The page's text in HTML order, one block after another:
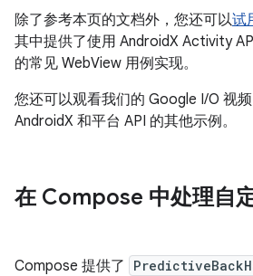
除了参考本页的文档外，您还可以试
其中提供了使用 AndroidX Activity
的常见 WebView 用例实现。
您还可以观看我们的 Google I/O 视
AndroidX 和平台 API 的其他示例。
在 Compose 中处理自
Compose 提供了